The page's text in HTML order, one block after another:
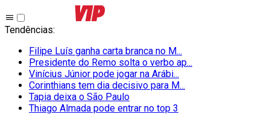
Tendências:
Filipe Luís ganha carta branca no M...
Presidente do Remo solta o verbo ap...
Vinícius Júnior pode jogar na Arábi...
Corinthians tem dia decisivo para M...
Tapia deixa o São Paulo
Thiago Almada pode entrar no top 3